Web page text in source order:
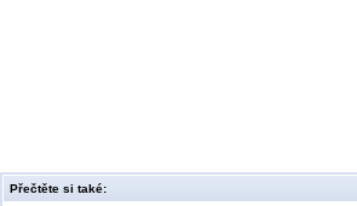
Přečtěte si také: